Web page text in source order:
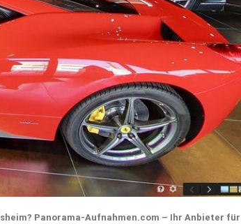
Panorama-Aufnahmen.com – Ihr Anbieter für